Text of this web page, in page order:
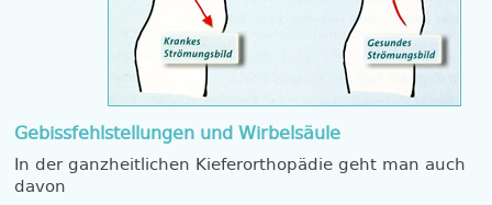
Gebissfehlstellungen und Wirbelsäule
In der ganzheitlichen Kieferorthopädie geht man auch
davon